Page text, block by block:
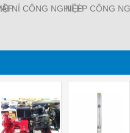
NỈ CÔNG NGHIỆPNỈ ÉP CÔNG